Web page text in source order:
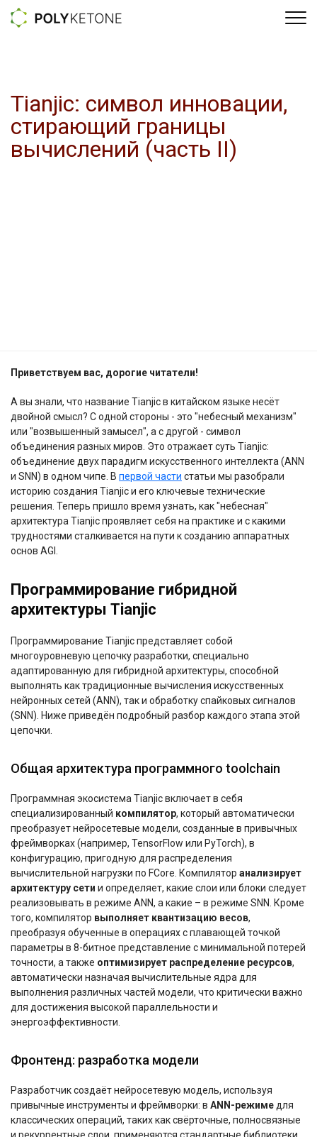
Tianjic: символ инновации,
стирающий границы
вычислений (часть II)
Приветствуем вас, дорогие читатели!
А вы знали, что название Tianjic в китайском языке несёт
двойной смысл? С одной стороны - это "небесный механизм"
или "возвышенный замысел", а с другой - символ
объединения разных миров. Это отражает суть Tianjic:
объединение двух парадигм искусственного интеллекта (ANN
и SNN) в одном чипе. В первой части статьи мы разобрали
историю создания Tianjic и его ключевые технические
решения. Теперь пришло время узнать, как "небесная"
архитектура Tianjic проявляет себя на практике и с какими
трудностями сталкивается на пути к созданию аппаратных
основ AGI.
Программирование гибридной
архитектуры Tianjic
Программирование Tianjic представляет собой
многоуровневую цепочку разработки, специально
адаптированную для гибридной архитектуры, способной
выполнять как традиционные вычисления искусственных
нейронных сетей (ANN), так и обработку спайковых сигналов
(SNN). Ниже приведён подробный разбор каждого этапа этой
цепочки.
Общая архитектура программного toolchain
Программная экосистема Tianjic включает в себя
специализированный компилятор, который автоматически
преобразует нейросетевые модели, созданные в привычных
фреймворках (например, TensorFlow или PyTorch), в
конфигурацию, пригодную для распределения
вычислительной нагрузки по FCore. Компилятор анализирует
архитектуру сети и определяет, какие слои или блоки следует
реализовывать в режиме ANN, а какие – в режиме SNN. Кроме
того, компилятор выполняет квантизацию весов,
преобразуя обученные в операциях с плавающей точкой
параметры в 8-битное представление с минимальной потерей
точности, а также оптимизирует распределение ресурсов,
автоматически назначая вычислительные ядра для
выполнения различных частей модели, что критически важно
для достижения высокой параллельности и
энергоэффективности.
Фронтенд: разработка модели
Разработчик создаёт нейросетевую модель, используя
привычные инструменты и фреймворки: в ANN-режиме для
классических операций, таких как свёрточные, полносвязные